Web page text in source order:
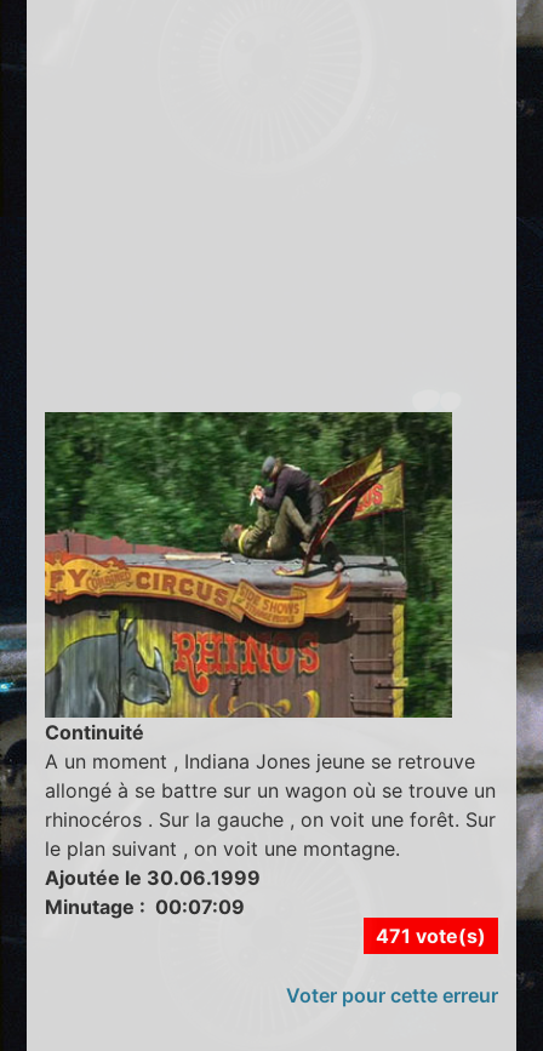
Continuité
A un moment , Indiana Jones jeune se retrouve
allongé à se battre sur un wagon où se trouve un
rhinocéros . Sur la gauche , on voit une forêt. Sur
le plan suivant , on voit une montagne.
Ajoutée le 30.06.1999
Minutage : 00:07:09
471 vote(s)
Voter pour cette erreur